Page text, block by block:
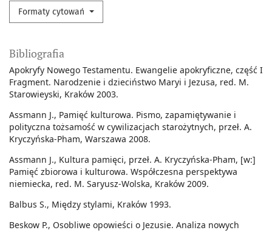
Formaty cytowań
Bibliografia
Apokryfy Nowego Testamentu. Ewangelie apokryficzne, część I
Fragment. Narodzenie i dzieciństwo Maryi i Jezusa, red. M.
Starowieyski, Kraków 2003.
Assmann J., Pamięć kulturowa. Pismo, zapamiętywanie i
polityczna tożsamość w cywilizacjach starożytnych, przeł. A.
Kryczyńska-Pham, Warszawa 2008.
Assmann J., Kultura pamięci, przeł. A. Kryczyńska-Pham, [w:]
Pamięć zbiorowa i kulturowa. Współczesna perspektywa
niemiecka, red. M. Saryusz-Wolska, Kraków 2009.
Balbus S., Między stylami, Kraków 1993.
Beskow P., Osobliwe opowieści o Jezusie. Analiza nowych